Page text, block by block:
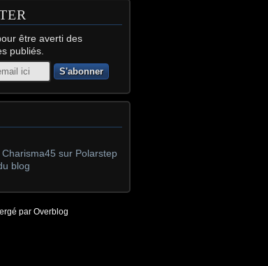
être averti des
publiés.
sur Polarstep
blog
par Overblog